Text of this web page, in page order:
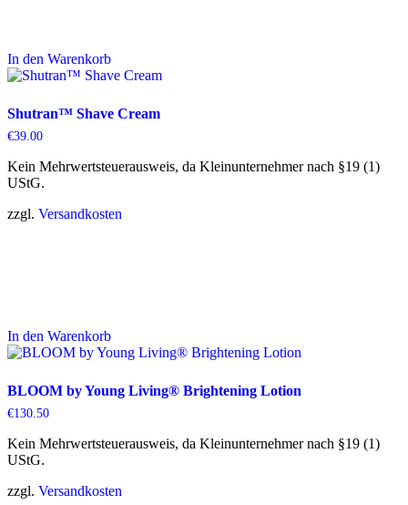
In den Warenkorb
Shutran™ Shave Cream
€39.00
Kein Mehrwertsteuerausweis, da Kleinunternehmer nach §19 (1)
UStG.
zzgl. Versandkosten
In den Warenkorb
BLOOM by Young Living® Brightening Lotion
€130.50
Kein Mehrwertsteuerausweis, da Kleinunternehmer nach §19 (1)
UStG.
zzgl. Versandkosten